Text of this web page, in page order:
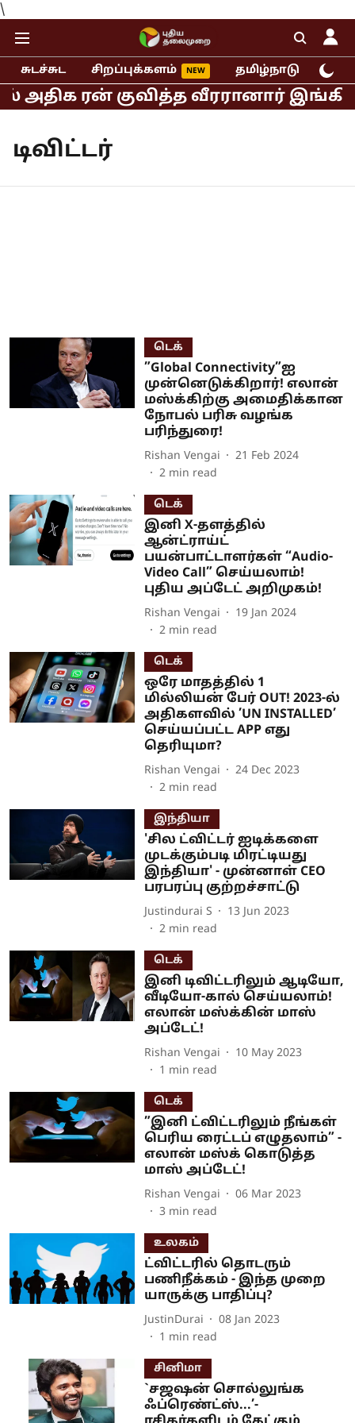
\
சுடச்சுட சிறப்புக்களம் தமிழ்நாடு
அதிக ரன் குவித்த வீரரானார்
டிவிட்டர்
டெக்
”Global Connectivity”ஐ
முன்னெடுக்கிறார்! எலான்
மஸ்க்கிற்கு அமைதிக்கான
நோபல் பரிசு வழங்க
பரிந்துரை!
Rishan Vengai
21 Feb 2024
2 min read
டெக்
இனி X-தளத்தில்
ஆன்ட்ராய்ட்
பயன்பாட்டாளர்கள் “Audio-
Video Call” செய்யலாம்!
புதிய அப்டேட் அறிமுகம்!
Rishan Vengai
19 Jan 2024
2 min read
டெக்
ஒரே மாதத்தில் 1
மில்லியன் பேர் OUT! 2023-ல்
அதிகளவில் ’UN INSTALLED’
செய்யப்பட்ட APP எது
தெரியுமா?
Rishan Vengai
24 Dec 2023
2 min read
இந்தியா
'சில ட்விட்டர் ஐடிக்களை
முடக்கும்படி மிரட்டியது
இந்தியா' - முன்னாள் CEO
பரபரப்பு குற்றச்சாட்டு
Justindurai S
13 Jun 2023
2 min read
டெக்
இனி டிவிட்டரிலும் ஆடியோ,
வீடியோ-கால் செய்யலாம்!
எலான் மஸ்க்கின் மாஸ்
அப்டேட்!
Rishan Vengai
10 May 2023
1 min read
டெக்
”இனி ட்விட்டரிலும் நீங்கள்
பெரிய ரைட்டப் எழுதலாம்” -
எலான் மஸ்க் கொடுத்த
மாஸ் அப்டேட்!
Rishan Vengai
06 Mar 2023
3 min read
உலகம்
ட்விட்டரில் தொடரும்
பணிநீக்கம் - இந்த முறை
யாருக்கு பாதிப்பு?
JustinDurai
08 Jan 2023
1 min read
சினிமா
`சஜஷன் சொல்லுங்க
ஃப்ரெண்ட்ஸ்...’-